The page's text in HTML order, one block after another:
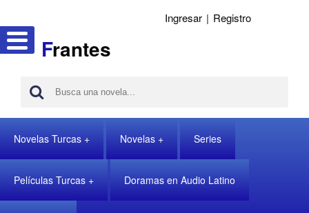
Frantes
Ingresar | Registro
Novelas Turcas Novelas Series
Películas Turcas Doramas en Audio Latino